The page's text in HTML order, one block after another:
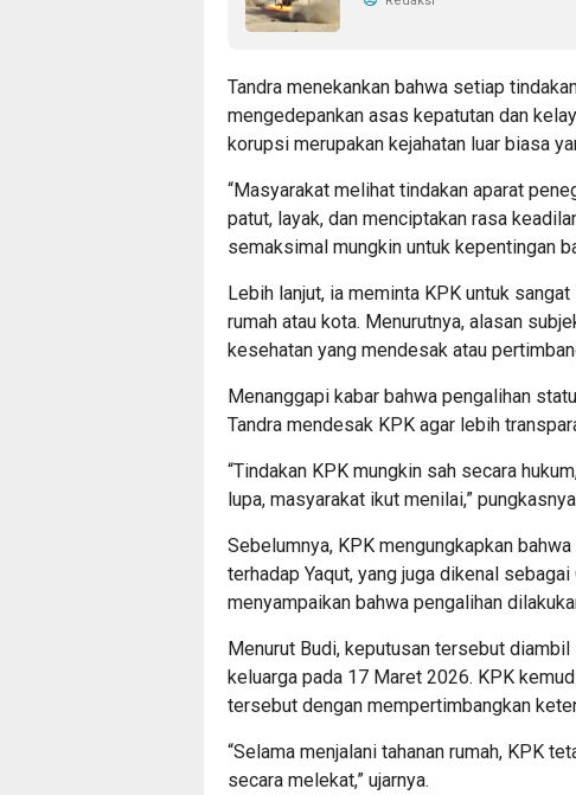
Tandra menekankan bahwa setiap
mengedepankan asas kepatutan dan
korupsi merupakan kejahatan luar biasa
“Masyarakat melihat tindakan aparat
patut, layak, dan menciptakan rasa
semaksimal mungkin untuk kepentingan
Lebih lanjut, ia meminta KPK untuk
rumah atau kota. Menurutnya, alasan
kesehatan yang mendesak atau
Menanggapi kabar bahwa pengalihan
Tandra mendesak KPK agar lebih
“Tindakan KPK mungkin sah secara
lupa, masyarakat ikut menilai,”
Sebelumnya, KPK mengungkapkan
terhadap Yaqut, yang juga dikenal
menyampaikan bahwa pengalihan
Menurut Budi, keputusan tersebut
keluarga pada 17 Maret 2026. KPK
tersebut dengan mempertimbangkan
“Selama menjalani tahanan rumah, KPK
secara melekat,” ujarnya.